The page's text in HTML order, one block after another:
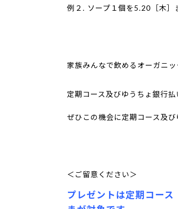
例２. ソープ１個を5.20［木］
家族みんなで飲めるオーガニッ
定期コース及びゆうちょ銀行
ぜひこの機会に定期コース及
＜ご留意ください＞
プレゼントは定期コー